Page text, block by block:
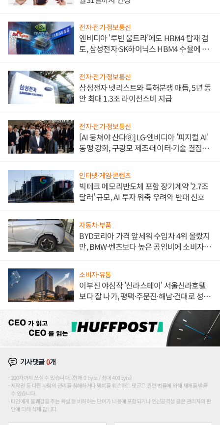
전자·전기·정보통신
엔비디아 '루빈 울트라'에도 HBM4 탑재 검
토, 삼성전자·SK하이닉스 HBM4 수율에 주
전자·전기·정보통신
삼성전자 넷리스트와 특허분쟁 매듭, 5년 동
안 최대 1.3조 라이선스비 지급
전자·전기·정보통신
[AI 뭉쳐야 산다⑧] LG·엔비디아 '피지컬 AI'
동맹 강화, 구광모 제조·데이터·기술 결집
인터넷·게임·콘텐츠
빅테크 메모리반도체 포함 장기계약 '2.7조
달러' 규모, AI 투자 위축 우려와 반대 신호
자동차·부품
BYD코리아 가격 앞세워 수입차 4위 올랐지
만, BMW·벤츠보다 높은 공임비에 소비자
소비자·유통
이부진 야심작 '신라스테이' 서울신라호텔
보다 잘 나가, 평택·주문진·해남·건대로 성
기사댓글0개
200자까지 쓰실 수 있습니다. (현재 0 byte / 최대 400byte)
저작권 등 다른 사람의 권리를 침해하거나 명예를 훼손하는 댓글은 관련 법률에 의해 제재를 받을
수 있습니다.
타인에게 불쾌감을 주는 욕설 등 비하하는 단어가 내용에 포함되거나 인신공격성 글은 관리자의 판
단에 의해 삭제 합니다.